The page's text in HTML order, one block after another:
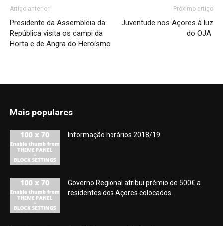
Artigo anterior
Presidente da Assembleia da
República visita os campi da
Horta e de Angra do Heroísmo
Próximo artigo
Juventude nos Açores à luz
do OJA
Mais populares
Informação horários 2018/19
Governo Regional atribui prémio de 500€ a
residentes dos Açores colocados...